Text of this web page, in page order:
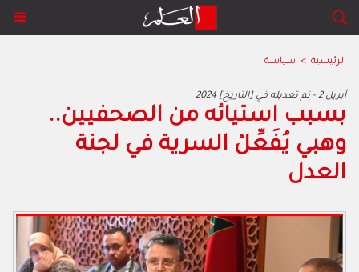
الرئيسية > سياسة
2024 أبريل 2 - تم تعديله في [التاريخ]
بسبب استيائه من الصحفيين..
وهبي يُفَعِّلْ السرية في لجنة
العدل